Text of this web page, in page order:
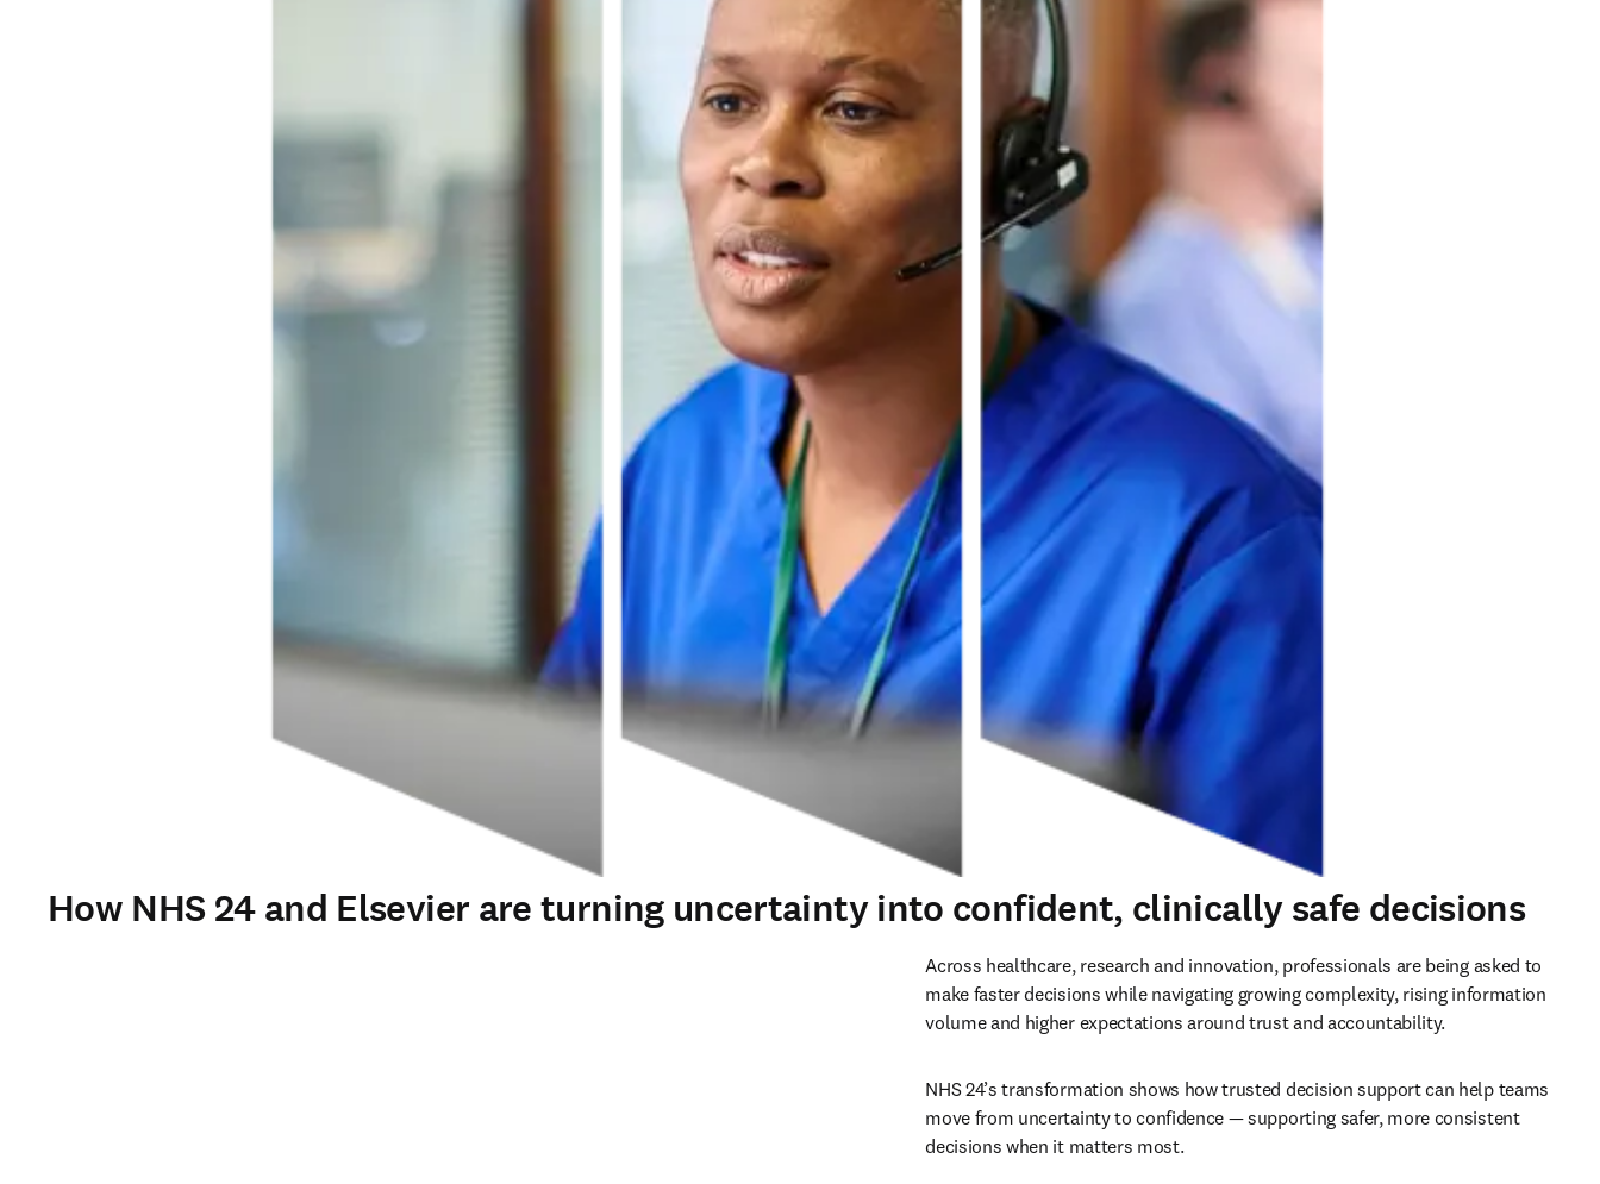
How NHS 24 and Elsevier are turning uncertainty into confident, clinically safe decisions
Across healthcare, research and innovation, professionals are being asked to
make faster decisions while navigating growing complexity, rising information
volume and higher expectations around trust and accountability.
NHS 24’s transformation shows how trusted decision support can help teams
move from uncertainty to confidence — supporting safer, more consistent
decisions when it matters most.